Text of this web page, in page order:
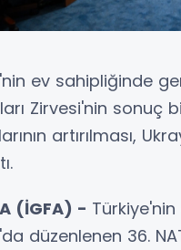
ev sahipliğinde
Zirvesi'nin
artırılması,
(İGFA) -
düzenlenen 36.⁠